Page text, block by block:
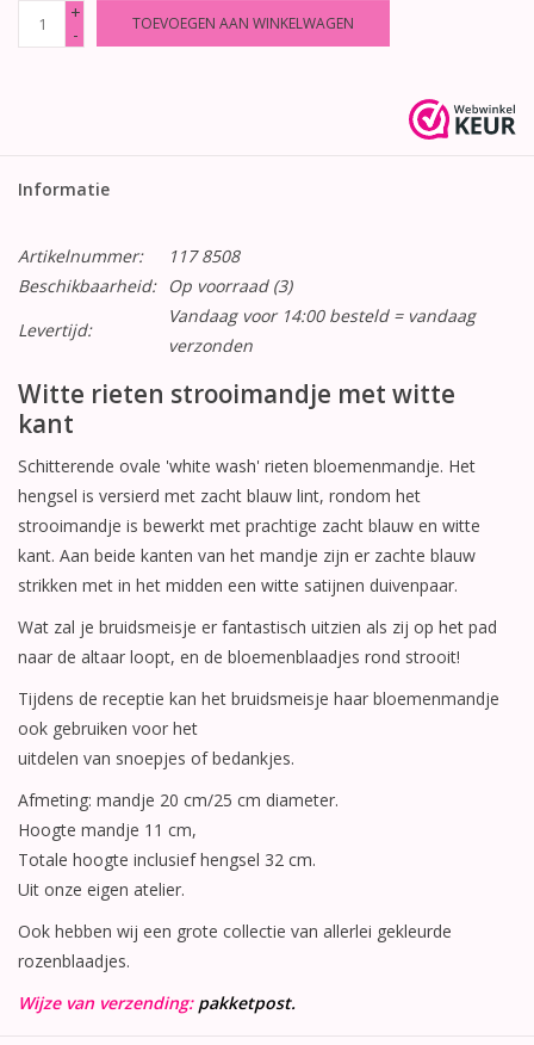
+
-
TOEVOEGEN AAN WINKELWAGEN
Informatie
Artikelnummer:
117 8508
Beschikbaarheid:
Op voorraad(3)
Levertijd:
Vandaag voor 14:00 besteld = vandaag
verzonden
Witte rieten strooimandje met witte
kant
Schitterende ovale 'white wash' rieten bloemenmandje. Het
hengsel is versierd met zacht blauw lint, rondom het
strooimandje is bewerkt met prachtige zacht blauw en witte
kant. Aan beide kanten van het mandje zijn er zachte blauw
strikken met in het midden een witte satijnen duivenpaar.
Wat zal je bruidsmeisje er fantastisch uitzien als zij op het pad
naar de altaar loopt, en de bloemenblaadjes rond strooit!
Tijdens de receptie kan het bruidsmeisje haar bloemenmandje
ook gebruiken voor het
uitdelen van snoepjes of bedankjes.
Afmeting: mandje 20 cm/25 cm diameter.
Hoogte mandje 11 cm,
Totale hoogte inclusief hengsel 32 cm.
Uit onze eigen atelier.
Ook hebben wij een grote collectie van allerlei gekleurde
rozenblaadjes.
Wijze van verzending: pakketpost.